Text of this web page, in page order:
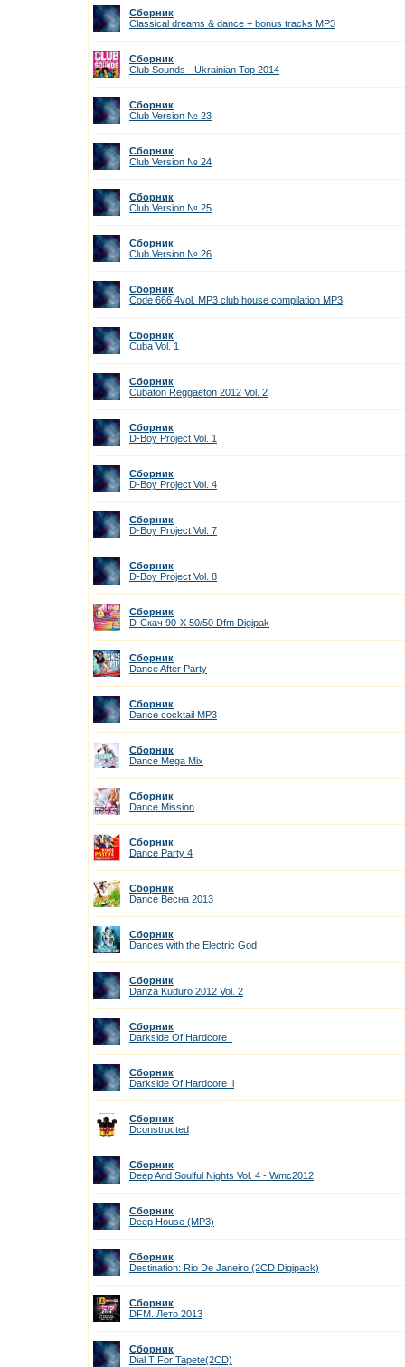
Сборник
Classical dreams & dance + bonus tracks MP3
Сборник
Club Sounds - Ukrainian Top 2014
Сборник
Club Version № 23
Сборник
Club Version № 24
Сборник
Club Version № 25
Сборник
Club Version № 26
Сборник
Code 666 4vol. MP3 club house compilation MP3
Сборник
Cuba Vol. 1
Сборник
Cubaton Reggaeton 2012 Vol. 2
Сборник
D-Boy Project Vol. 1
Сборник
D-Boy Project Vol. 4
Сборник
D-Boy Project Vol. 7
Сборник
D-Boy Project Vol. 8
Сборник
D-Скач 90-Х 50/50 Dfm Digipak
Сборник
Dance After Party
Сборник
Dance cocktail MP3
Сборник
Dance Mega Mix
Сборник
Dance Mission
Сборник
Dance Party 4
Сборник
Dance Весна 2013
Сборник
Dances with the Electric God
Сборник
Danza Kuduro 2012 Vol. 2
Сборник
Darkside Of Hardcore I
Сборник
Darkside Of Hardcore Ii
Сборник
Dconstructed
Сборник
Deep And Soulful Nights Vol. 4 - Wmc2012
Сборник
Deep House (MP3)
Сборник
Destination: Rio De Janeiro (2CD Digipack)
Сборник
DFM. Лето 2013
Сборник
Dial T For Tapete(2CD)